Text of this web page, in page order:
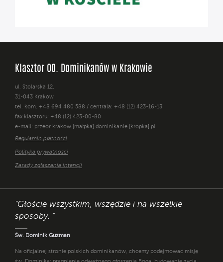
Klasztor OO. Dominikanów w Krakowie
ul. Stolarska 12,
31-043 Kraków
tel. kom. +48 694 480 588 / centrala: +48 (12) 423-16-13
fax klasztoru: +48 (12) 423-00-80
e-mail: przeor.krakow [małpka] dominikanie [kropka] pl
Regulamin płatności
Polityka prywatności
Zasady zgłaszania intencji
"Głoście wszystkim, wszędzie i na wszelkie
sposoby. "
Św. Dominik Guzman
Na oficjalnej stronie polskich dominikanów, chcemy podejmować misję